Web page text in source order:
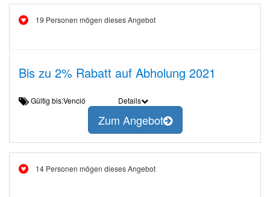
19 Personen mögen dieses Angebot
Bis zu 2% Rabatt auf Abholung 2021
Gültig bis:Venció Details
Zum Angebot
14 Personen mögen dieses Angebot